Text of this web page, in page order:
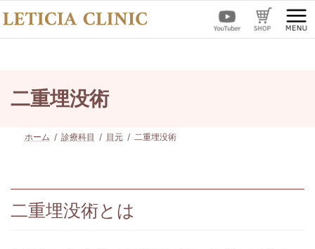
二重埋没術
ホーム 診療科目 目元 二重埋没術
二重埋没術とは